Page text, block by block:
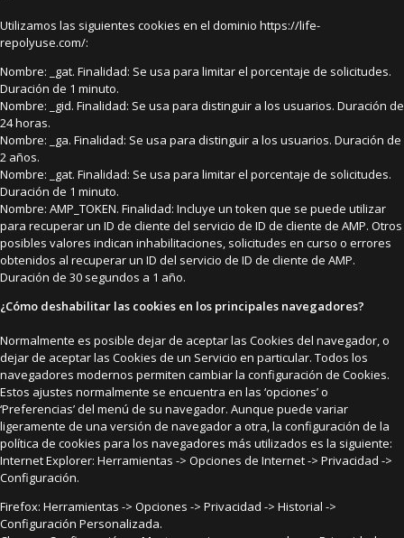
Utilizamos las siguientes cookies en el dominio https://life-
repolyuse.com/:
Nombre: _gat. Finalidad: Se usa para limitar el porcentaje de solicitudes.
Duración de 1 minuto.
Nombre: _gid. Finalidad: Se usa para distinguir a los usuarios. Duración de
24 horas.
Nombre: _ga. Finalidad: Se usa para distinguir a los usuarios. Duración de
2 años.
Nombre: _gat. Finalidad: Se usa para limitar el porcentaje de solicitudes.
Duración de 1 minuto.
Nombre: AMP_TOKEN. Finalidad: Incluye un token que se puede utilizar
para recuperar un ID de cliente del servicio de ID de cliente de AMP. Otros
posibles valores indican inhabilitaciones, solicitudes en curso o errores
obtenidos al recuperar un ID del servicio de ID de cliente de AMP.
Duración de 30 segundos a 1 año.
¿Cómo deshabilitar las cookies en los principales navegadores?
Normalmente es posible dejar de aceptar las Cookies del navegador, o
dejar de aceptar las Cookies de un Servicio en particular. Todos los
navegadores modernos permiten cambiar la configuración de Cookies.
Estos ajustes normalmente se encuentra en las ‘opciones’ o
‘Preferencias’ del menú de su navegador. Aunque puede variar
ligeramente de una versión de navegador a otra, la configuración de la
política de cookies para los navegadores más utilizados es la siguiente:
Internet Explorer: Herramientas -> Opciones de Internet -> Privacidad ->
Configuración.
Firefox: Herramientas -> Opciones -> Privacidad -> Historial ->
Configuración Personalizada.